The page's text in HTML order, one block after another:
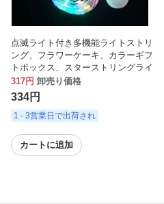
点滅ライト付き多機能ライトストリ
ング、フラワーケーキ、カラーギフ
トボックス、スターストリングライ
ト、バッテリー銅線ライト、LEDラ
イトストリング
317円 卸売り価格
334円
1 - 3営業日で出荷され
カートに追加